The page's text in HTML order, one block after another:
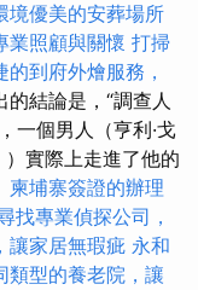
境優美的安葬場所
業照顧與關懷 打掃
的到府外燴服務，
結論是，“調查人
一個男人（亨利·戈
實際上走進了他的
柬埔寨簽證的辦理
找專業偵探公司，
讓家居無瑕疵 永和
類型的養老院，讓